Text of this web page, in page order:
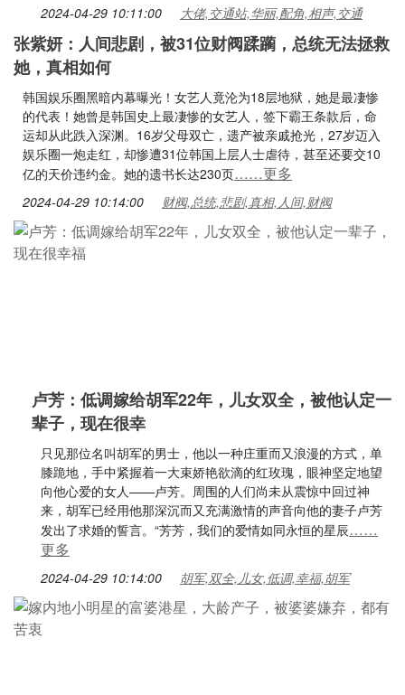
2024-04-29 10:11:00 大佬,交通站,华丽,配角,相声,交通
张紫妍：人间悲剧，被31位财阀蹂躏，总统无法拯救
她，真相如何
韩国娱乐圈黑暗内幕曝光！女艺人竟沦为18层地狱，她是最凄惨
的代表！她曾是韩国史上最凄惨的女艺人，签下霸王条款后，命
运却从此跌入深渊。16岁父母双亡，遗产被亲戚抢光，27岁迈入
娱乐圈一炮走红，却惨遭31位韩国上层人士虐待，甚至还要交10
亿的天价违约金。她的遗书长达230页……更多
2024-04-29 10:14:00 财阀,总统,悲剧,真相,人间,财阀
卢芳：低调嫁给胡军22年，儿女双全，被他认定一
辈子，现在很幸
只见那位名叫胡军的男士，他以一种庄重而又浪漫的方式，单
膝跪地，手中紧握着一大束娇艳欲滴的红玫瑰，眼神坚定地望
向他心爱的女人——卢芳。周围的人们尚未从震惊中回过神
来，胡军已经用他那深沉而又充满激情的声音向他的妻子卢芳
发出了求婚的誓言。“芳芳，我们的爱情如同永恒的星辰……
更多
2024-04-29 10:14:00 胡军,双全,儿女,低调,幸福,胡军